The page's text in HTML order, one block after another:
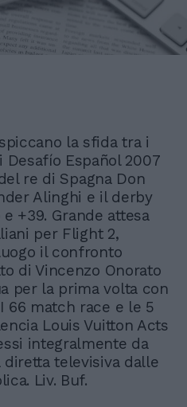
la sfida tra i
Desafío Español 2007
re di Spagna Don
Alinghi e il derby
+39. Grande attesa
per Flight 2,
il confronto
di Vincenzo Onorato
per la prima volta con
66 match race e le 5
Louis Vuitton Acts
integralmente da
diretta televisiva dalle
Liv. Buf.